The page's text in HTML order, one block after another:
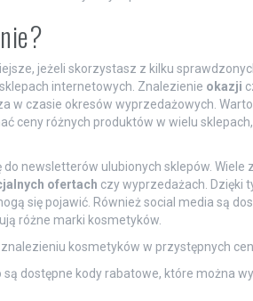
jeżeli skorzystasz z kilku
internetowych. Znalezienie okazji
w czasie okresów wyprzedażowych.
ceny różnych produktów w wielu
newsletterów ulubionych sklepów. Wiele
ofertach czy wyprzedażach. Dzięki
się pojawić. Również social media są
różne marki kosmetyków.
kosmetyków w przystępnych
dostępne kody rabatowe, które można